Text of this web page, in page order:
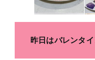
昨日はバレンタ